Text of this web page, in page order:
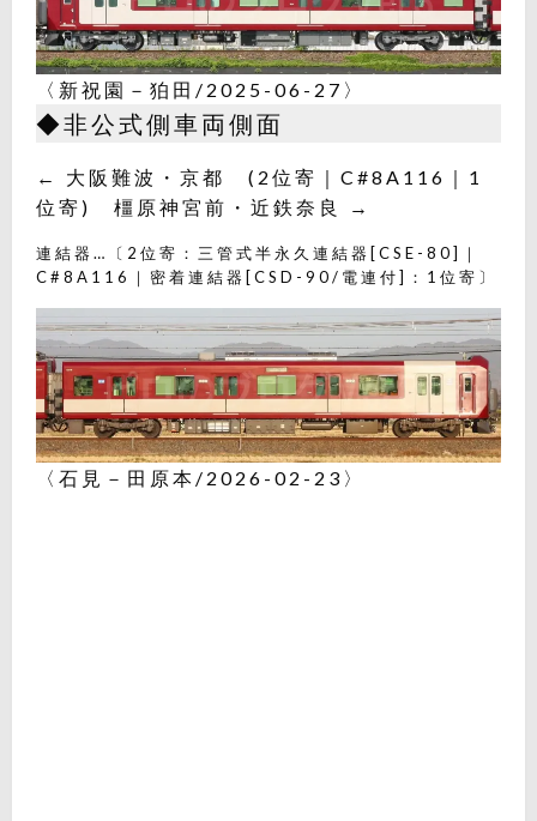
〈新祝園－狛田/2025-06-27〉
◆非公式側車両側面
← 大阪難波・京都 (2位寄｜C#8A116｜1
位寄) 橿原神宮前・近鉄奈良 →
連結器…〔2位寄：三管式半永久連結器[CSE-80]｜
C#8A116｜密着連結器[CSD-90/電連付]：1位寄〕
〈石見－田原本/2026-02-23〉